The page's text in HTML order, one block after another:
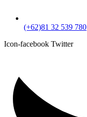
(+62)81 32 539 780
Icon-facebook Twitter